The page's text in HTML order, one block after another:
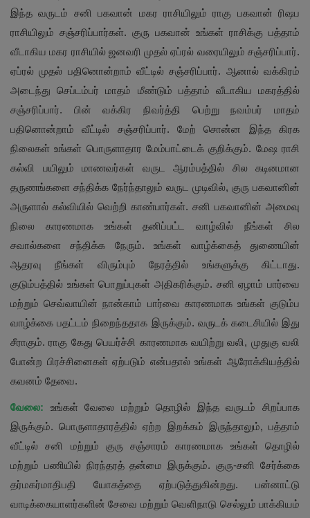
இந்த வருடம் சனி பகவான் மகர ராசியிலும் ராகு பகவான் ரிஷப
ராசியிலும் சஞ்சரிப்பார்கள். குரு பகவான் உங்கள் ராசிக்கு பத்தாம்
வீடாகிய மகர ராசியில் ஜனவரி முதல் ஏப்ரல் வரையிலும் சஞ்சரிப்பார்.
ஏப்ரல் முதல் பதினொன்றாம் வீட்டில் சஞ்சரிப்பார். ஆனால் வக்கிரம்
அடைந்து செப்டம்பர் மாதம் மீண்டும் பத்தாம் வீடாகிய மகரத்தில்
சஞ்சரிப்பார். பின் வக்கிர நிவர்த்தி பெற்று நவம்பர் மாதம்
பதினொன்றாம் வீட்டில் சஞ்சரிப்பார். மேற் சொன்ன இந்த கிரக
நிலைகள் உங்கள் பொருளாதார மேம்பாட்டைக் குறிக்கும். மேஷ ராசி
கல்வி பயிலும் மாணவர்கள் வருட ஆரம்பத்தில் சில கடினமான
தருணங்களை சந்திக்க நேர்ந்தாலும் வருட முடிவில், குரு பகவானின்
அருளால் கல்வியில் வெற்றி காண்பார்கள். சனி பகவானின் அமைவு
நிலை காரணமாக உங்கள் தனிப்பட்ட வாழ்வில் நீங்கள் சில
சவால்களை சந்திக்க நேரும். உங்கள் வாழ்க்கைத் துணையின்
ஆதரவு நீங்கள் விரும்பும் நேரத்தில் உங்களுக்கு கிட்டாது.
குடும்பத்தில் உங்கள் பொறுப்புகள் அதிகரிக்கும். சனி ஏழாம் பார்வை
மற்றும் செவ்வாயின் நான்காம் பார்வை காரணமாக உங்கள் குடும்ப
வாழ்க்கை பதட்டம் நிறைந்ததாக இருக்கும். வருடக் கடைசியில் இது
சீராகும். ராகு கேது பெயர்ச்சி காரணமாக வயிற்று வலி, முதுகு வலி
போன்ற பிரச்சினைகள் ஏற்படும் என்பதால் உங்கள் ஆரோக்கியத்தில்
கவனம் தேவை.
வேலை:
உங்கள் வேலை மற்றும் தொழில் இந்த வருடம் சிறப்பாக
இருக்கும். பொருளாதாரத்தில் ஏற்ற இறக்கம் இருந்தாலும், பத்தாம்
வீட்டில் சனி மற்றும் குரு சஞ்சாரம் காரணமாக உங்கள் தொழில்
மற்றும் பணியில் நிரந்தரத் தன்மை இருக்கும். குரு-சனி சேர்க்கை
தர்மகர்மாதிபதி யோகத்தை ஏற்படுத்துகின்றது. பன்னாட்டு
வாடிக்கையாளர்களின் சேவை மற்றும் வெளிநாடு செல்லும் பாக்கியம்